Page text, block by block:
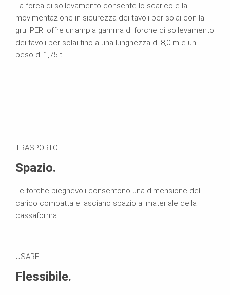
La forca di sollevamento consente lo scarico e la
movimentazione in sicurezza dei tavoli per solai con la
gru. PERI offre un'ampia gamma di forche di sollevamento
dei tavoli per solai fino a una lunghezza di 8,0 m e un
peso di 1,75 t.
TRASPORTO
Spazio.
Le forche pieghevoli consentono una dimensione del
carico compatta e lasciano spazio al materiale della
cassaforma.
USARE
Flessibile.